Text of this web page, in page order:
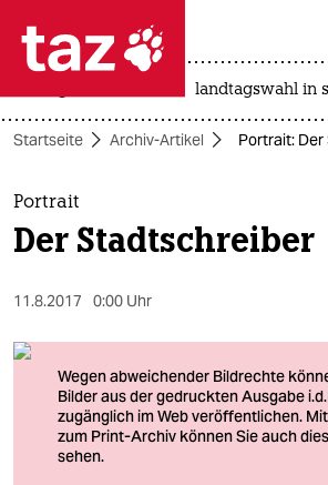
 taz zahl ich
taz zahl ich
themen
politik
öko
gesellschaft
kultur
sport
landtagswahl in
Startseite Archiv-Artikel Portrait:
Portrait
Der Stadtschreiber
11.8.2017 0:00 Uhr